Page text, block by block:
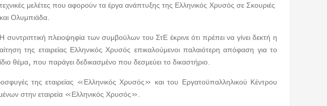
τεχνικές μελέτες που αφορούν τα έργα ανάπτυξης της Ελληνικός Χρυσός σε Σκουριές
και Ολυμπιάδα.
Η συντριπτική πλειοψηφία των συμβούλων του ΣτΕ έκρινε ότι πρέπει να γίνει δεκτή η
αίτηση της εταιρείας Ελληνικός Χρυσός επικαλούμενοι παλαιότερη απόφαση για το
ίδιο θέμα, που παράγει δεδικασμένο που δεσμεύει το δικαστήριο.
της εταιρείας «Ελληνικός Χρυσός» και του Εργατοϋπαλληλικού Κέντρου
στην εταιρεία «Ελληνικός Χρυσός».